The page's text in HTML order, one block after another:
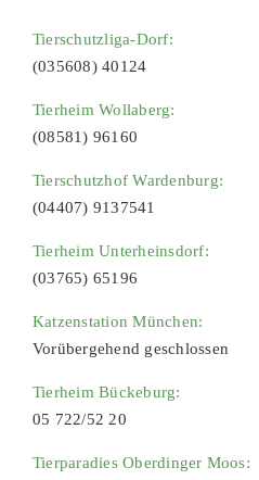
Tierschutzliga-Dorf:
(035608) 40124
Tierheim Wollaberg:
(08581) 96160
Tierschutzhof Wardenburg:
(04407) 9137541
Tierheim Unterheinsdorf:
(03765) 65196
Katzenstation München:
Vorübergehend geschlossen
Tierheim Bückeburg:
05 722/52 20
Tierparadies Oberdinger Moos: